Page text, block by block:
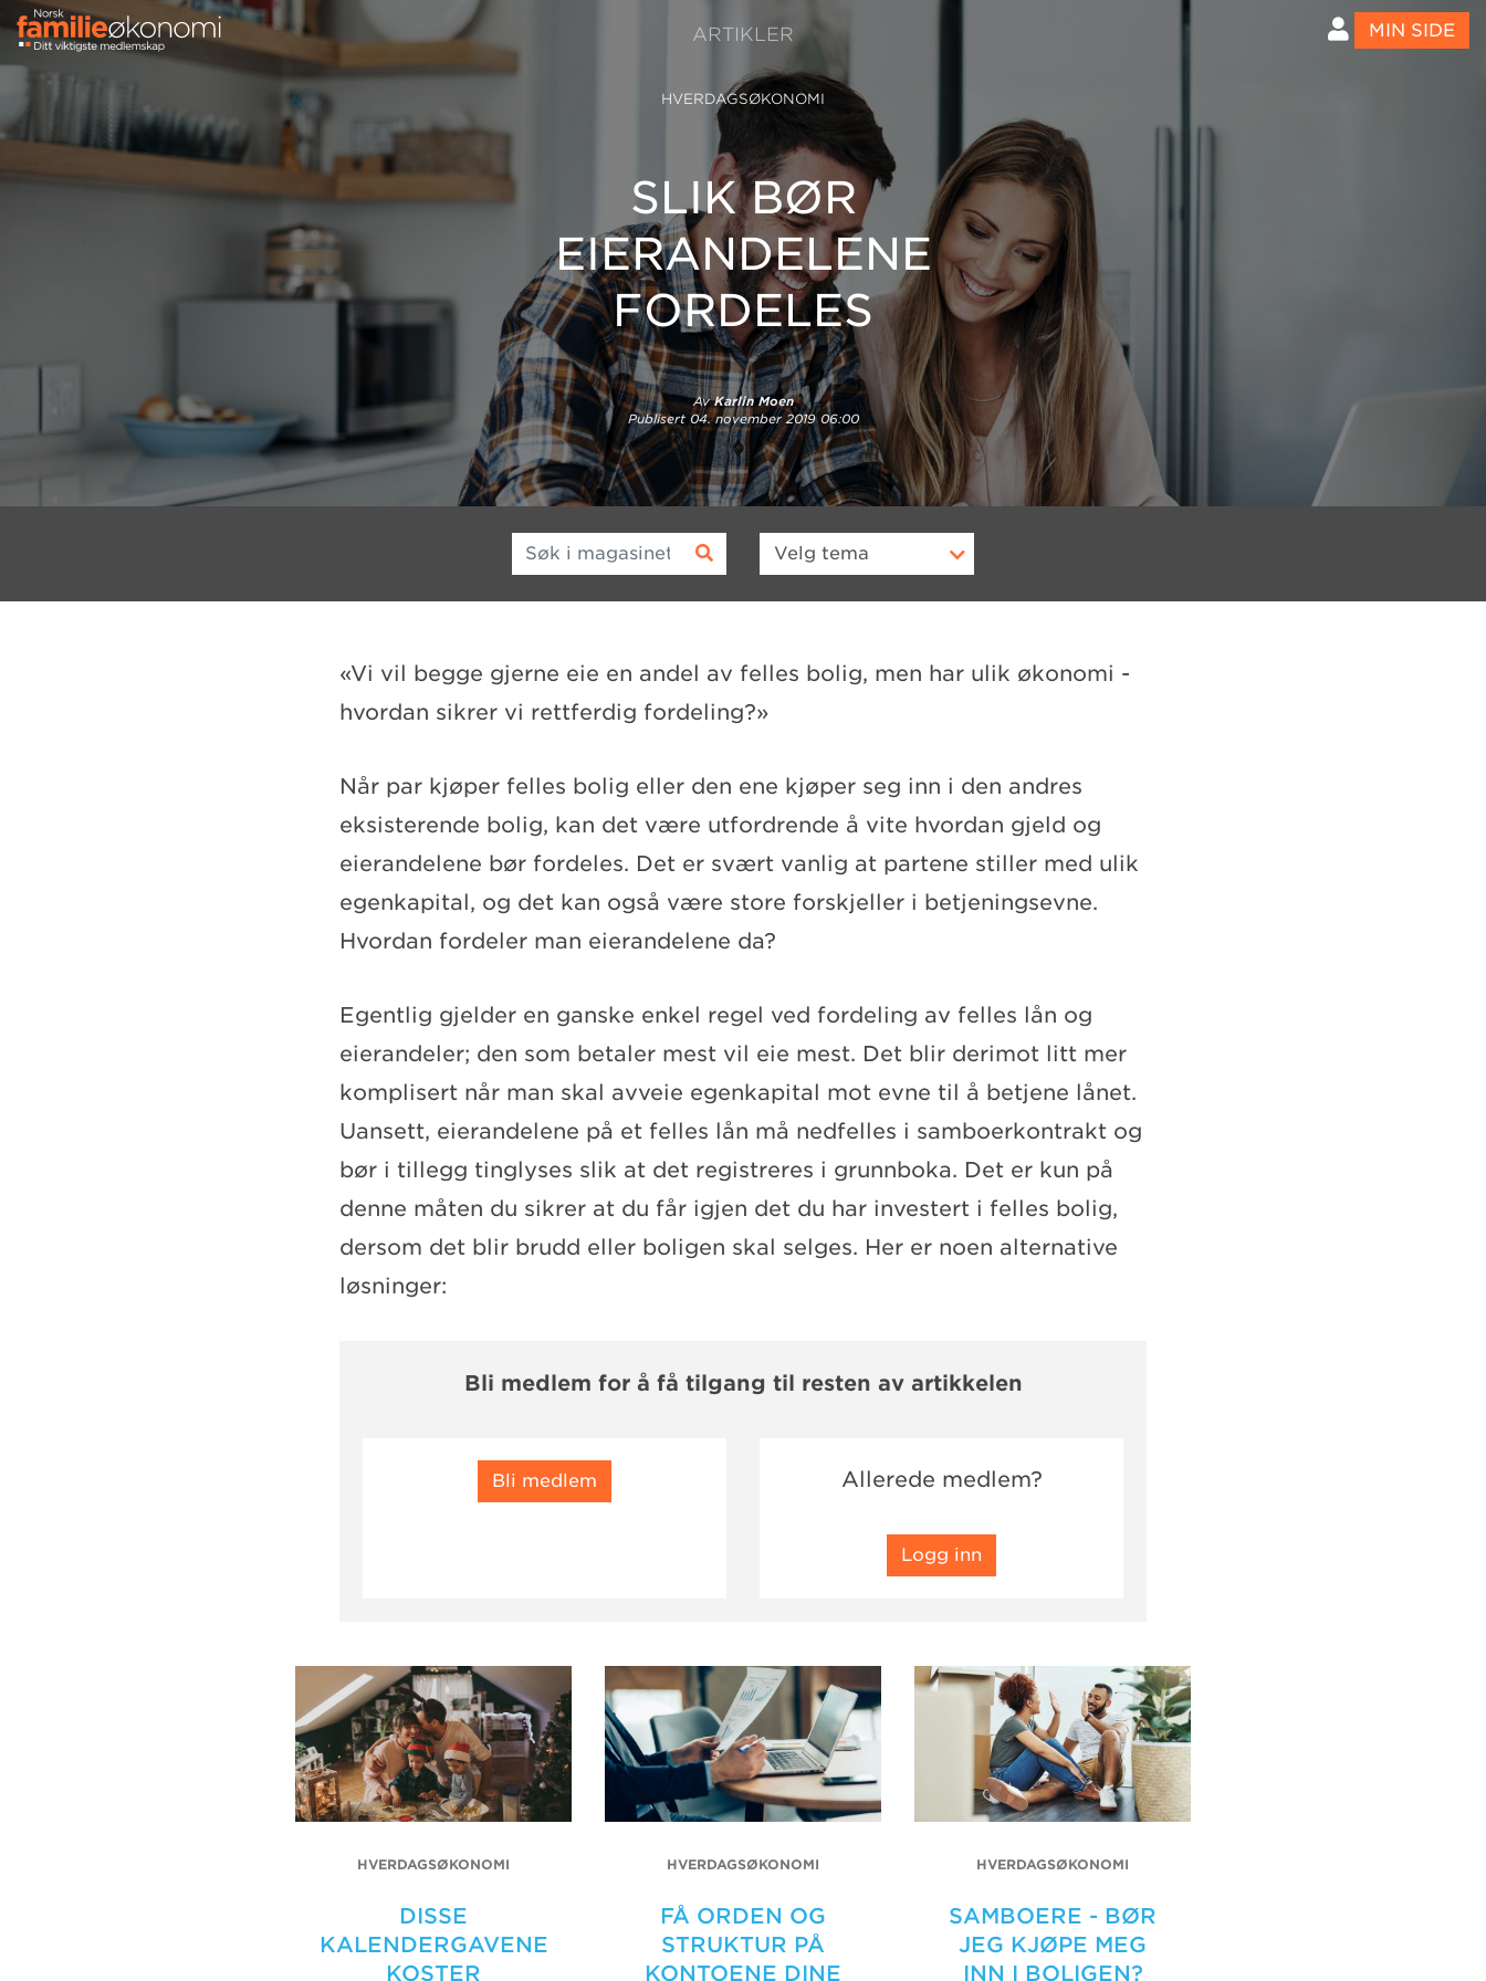
ARTIKLER MIN SIDE
HVERDAGSØKONOMI
SLIK BØR
EIERANDELENE
FORDELES
AvKarlin Moen
Publisert 04. november 2019 06:00
Søk i magasinet Velg tema
«Vi vil begge gjerne eie en andel av felles bolig, men har ulik økonomi -
hvordan sikrer vi rettferdig fordeling?»
Når par kjøper felles bolig eller den ene kjøper seg inn i den andres
eksisterende bolig, kan det være utfordrende å vite hvordan gjeld og
eierandelene bør fordeles. Det er svært vanlig at partene stiller med ulik
egenkapital, og det kan også være store forskjeller i betjeningsevne.
Hvordan fordeler man eierandelene da?
Egentlig gjelder en ganske enkel regel ved fordeling av felles lån og
eierandeler; den som betaler mest vil eie mest. Det blir derimot litt mer
komplisert når man skal avveie egenkapital mot evne til å betjene lånet.
Uansett, eierandelene på et felles lån må nedfelles i samboerkontrakt og
bør i tillegg tinglyses slik at det registreres i grunnboka. Det er kun på
denne måten du sikrer at du får igjen det du har investert i felles bolig,
dersom det blir brudd eller boligen skal selges. Her er noen alternative
løsninger:
Bli medlem for å få tilgang til resten av artikkelen
Bli medlem Allerede medlem?
Logg inn
HVERDAGSØKONOMI
DISSE
KALENDERGAVENE
KOSTER
HVERDAGSØKONOMI
FÅ ORDEN OG
STRUKTUR PÅ
KONTOENE DINE
HVERDAGSØKONOMI
SAMBOERE - BØR
JEG KJØPE MEG
INN I BOLIGEN?